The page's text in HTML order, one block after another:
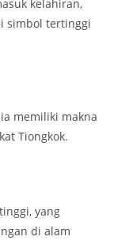
kelahiran,
simbol tertinggi
memiliki makna
Tiongkok.
yang
di alam